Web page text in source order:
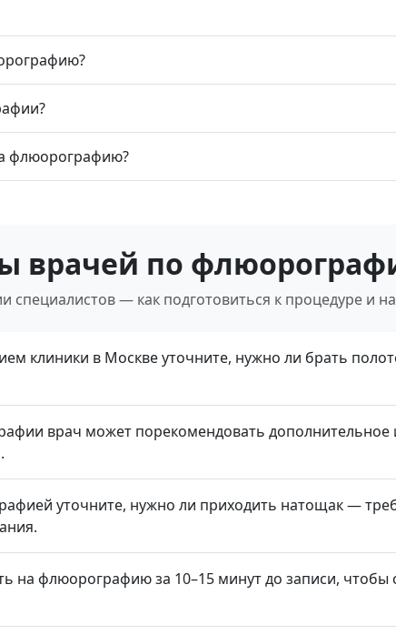
флюорографию?
врачей по
специалистов — как подготовиться к процедуре и
клиники в Москве уточните, нужно ли брать
врач может порекомендовать дополнительное
уточните, нужно ли приходить натощак —
на флюорографию за 10–15 минут до записи, чтобы